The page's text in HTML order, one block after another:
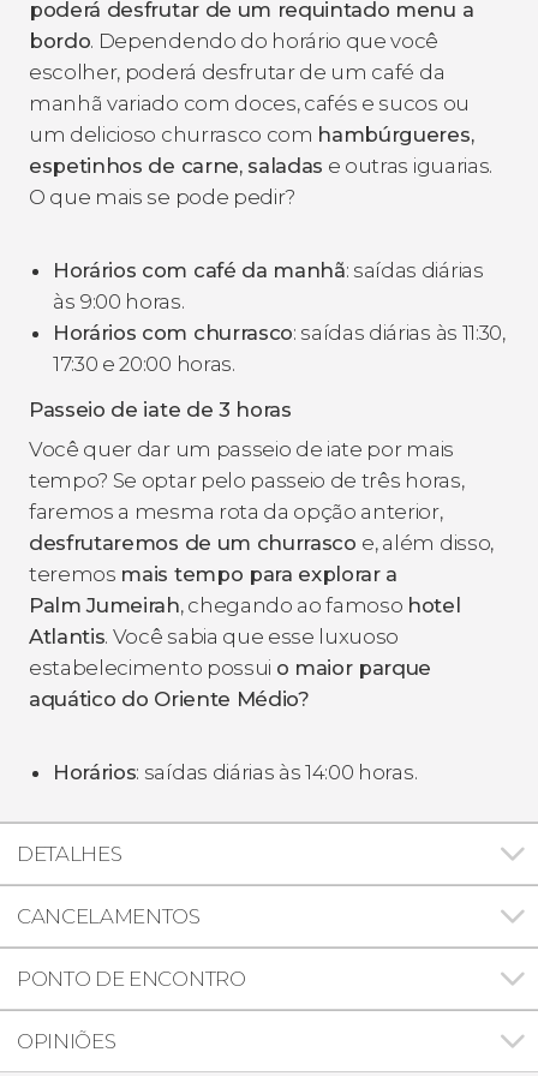
poderá desfrutar de um requintado menu a
bordo. Dependendo do horário que você
escolher, poderá desfrutar de um café da
manhã variado com doces, cafés e sucos ou
um delicioso churrasco com hambúrgueres,
espetinhos de carne, saladas e outras iguarias.
O que mais se pode pedir?
Horários com café da manhã: saídas diárias
às 9:00 horas.
Horários com churrasco: saídas diárias às 11:30,
17:30 e 20:00 horas.
Passeio de iate de 3 horas
Você quer dar um passeio de iate por mais
tempo? Se optar pelo passeio de três horas,
faremos a mesma rota da opção anterior,
desfrutaremos de um churrasco e, além disso,
teremos mais tempo para explorar a
Palm Jumeirah, chegando ao famoso hotel
Atlantis. Você sabia que esse luxuoso
estabelecimento possui o maior parque
aquático do Oriente Médio?
Horários: saídas diárias às 14:00 horas.
DETALHES
CANCELAMENTOS
PONTO DE ENCONTRO
OPINIÕES